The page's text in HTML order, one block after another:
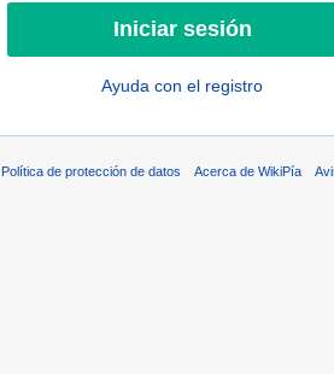
Ayuda con el registro
Política de protección de datos Acerca de WikiPía